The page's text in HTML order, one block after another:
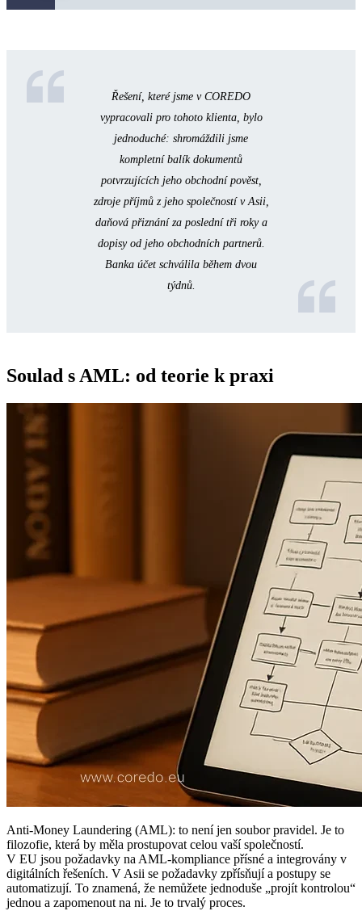
Řešení, které jsme v COREDO
vypracovali pro tohoto klienta, bylo
jednoduché: shromáždili jsme
kompletní balík dokumentů
potvrzujících jeho obchodní pověst,
zdroje příjmů z jeho společností v Asii,
daňová přiznání za poslední tři roky a
dopisy od jeho obchodních partnerů.
Banka účet schválila během dvou
týdnů.
Soulad s AML: od teorie k praxi
Anti-Money Laundering (AML): to není jen soubor pravidel. Je to
filozofie, která by měla prostupovat celou vaší společností.
V EU jsou požadavky na AML-kompliance přísné a integrovány v
digitálních řešeních. V Asii se požadavky zpřísňují a postupy se
automatizují. To znamená, že nemůžete jednoduše „projít kontrolou“
jednou a zapomenout na ni. Je to trvalý proces.